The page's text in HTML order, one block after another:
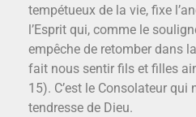
tempétueux de la vie, fixe
l’Esprit qui, comme le
empêche de retomber dans
fait nous sentir fils et filles
15). C’est le Consolateur qui
tendresse de Dieu.